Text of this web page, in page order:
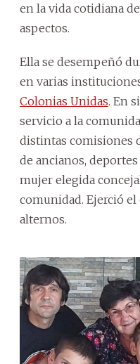
en la vida cotidiana
aspectos.
Ella se desempeñó
en varias
Colonias Unidas. En
servicio a la
distintas comisiones
de ancianos,
mujer elegida
comunidad. Ejerció
alternos.